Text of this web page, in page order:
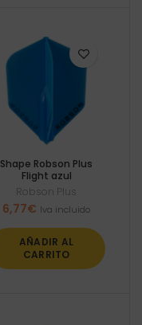
Shape Robson Plus
Flight azul
Robson Plus
6,77€ Iva incluido
AÑADIR AL
CARRITO